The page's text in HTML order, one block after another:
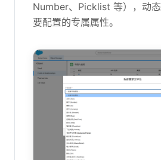
Number、Picklist 等），动
要配置的专属属性。